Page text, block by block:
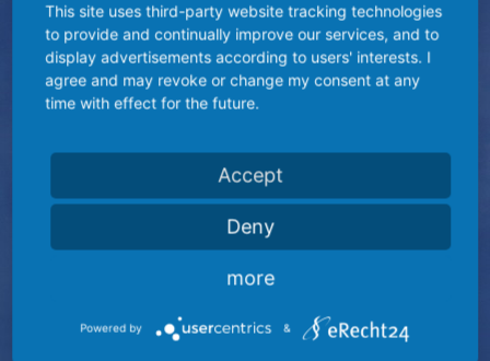
Hierfür bieten wir in Strausberg bei Berlin die komplette
Bandbreite an Dienstleistungen an:
optische 3D Vermessung
taktile 3D Vermessung
Erstellung von Prüfberichten für Erstmuster und
Zu unseren Dienstleistungen zählen neben der 3D
Vermessung, die Erstellung von Erstmusterprüfberichten,
die Wareneingangskontrolle, serienbegleitende
Messprogrammen und Messroutinen für optische und
3Dpadelt bei Berlin verfügt über moderne klimatisierte
This site uses third-party website tracking technologies
to provide and continually improve our services, and to
display advertisements according to users' interests. I
agree and may revoke or change my consent at any
time with effect for the future.
Accept
Deny
more
Powered by &